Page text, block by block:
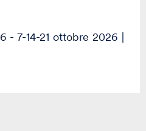
- 7-14-21 ottobre 2026 |